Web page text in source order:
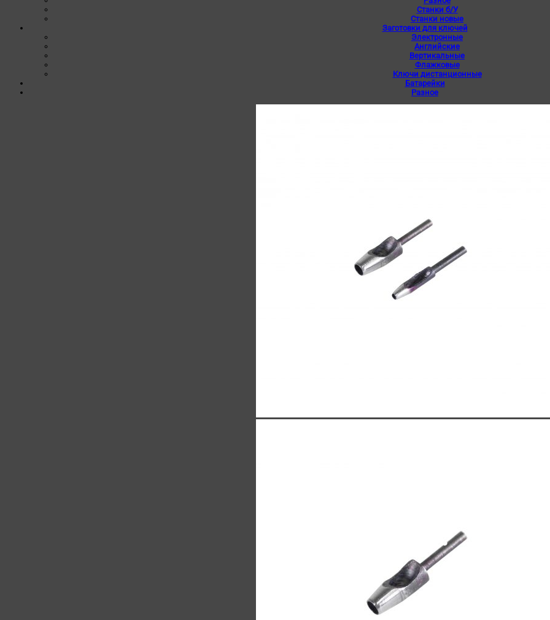
Станки б/У
Станки новые
Заготовки для ключей
Электронные
Английские
Вертикальные
Флажковые
Ключи дистанционные
Батарейки
Разное